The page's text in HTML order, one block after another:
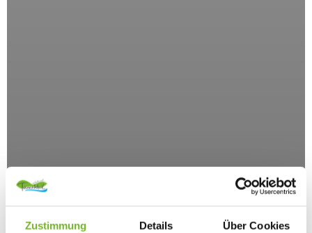
Zustimmung Details Über Cookies